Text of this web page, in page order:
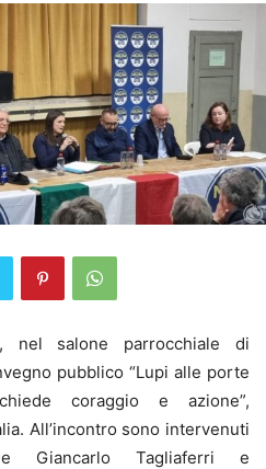
nel salone parrocchiale di
pubblico “Lupi alle porte
coraggio e azione”,
All’incontro sono intervenuti
Giancarlo Tagliaferri e